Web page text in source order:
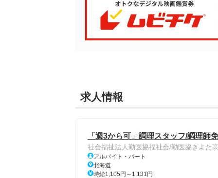
求人情報
「週3から可」調理スタッフ/調理師
社会福祉法人勤医協福祉会/勤医協きよた
アルバイト・パート
北海道
時給1,105円～1,131円